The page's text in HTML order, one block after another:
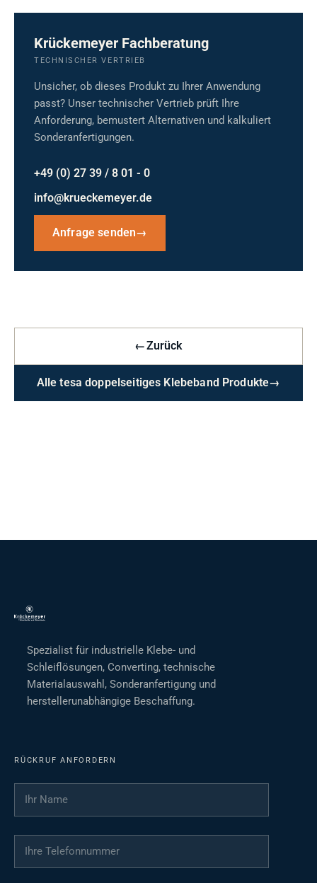
Krückemeyer Fachberatung
TECHNISCHER VERTRIEB
Unsicher, ob dieses Produkt zu Ihrer Anwendung
passt? Unser technischer Vertrieb prüft Ihre
Anforderung, bemustert Alternativen und kalkuliert
Sonderanfertigungen.
+49 (0) 27 39 / 8 01 - 0
info@krueckemeyer.de
Anfrage senden→
←Zurück
Alle tesa doppelseitiges Klebeband Produkte→
Spezialist für industrielle Klebe- und
Schleiflösungen, Converting, technische
Materialauswahl, Sonderanfertigung und
herstellerunabhängige Beschaffung.
RÜCKRUF ANFORDERN
Ihr Name
Ihre Telefonnummer